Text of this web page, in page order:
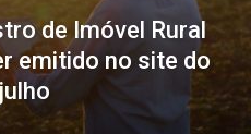
de Imóvel Rural
emitido no site do